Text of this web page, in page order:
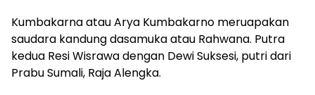
Kumbakarna atau Arya Kumbakarno meruapakan
saudara kandung dasamuka atau Rahwana. Putra
kedua Resi Wisrawa dengan Dewi Suksesi, putri dari
Prabu Sumali, Raja Alengka.